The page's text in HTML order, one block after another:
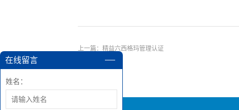
上一篇： 精益六西格玛管理认证
在线留言
姓名：